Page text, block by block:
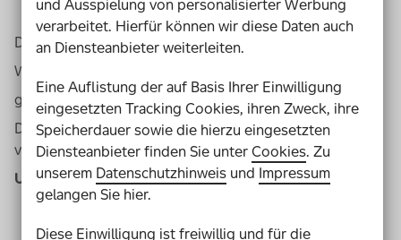
Die Aktion Mensch sagt:
Wenn Sie ein Los kaufen,
geben wir das Geld an gute Projekte.
Die Los-Käufer müssen der Aktion Mensch dabei
vertrauen.
Und sie können der Aktion Mensch auch vertrauen.
und Ausspielung von personalisierter Werbung
verarbeitet. Hierfür können wir diese Daten auch
an Diensteanbieter weiterleiten.
Eine Auflistung der auf Basis Ihrer Einwilligung
eingesetzten Tracking Cookies, ihren Zweck, ihre
Speicherdauer sowie die hierzu eingesetzten
Diensteanbieter finden Sie unterCookies. Zu
unserem Datenschutzhinweis und Impressum
gelangen Sie hier.
Diese Einwilligung ist freiwillig und für die